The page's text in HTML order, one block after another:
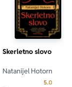
ocena je 5.0 od 5
Skerletno slovo
Natanijel Hotorn
5.0